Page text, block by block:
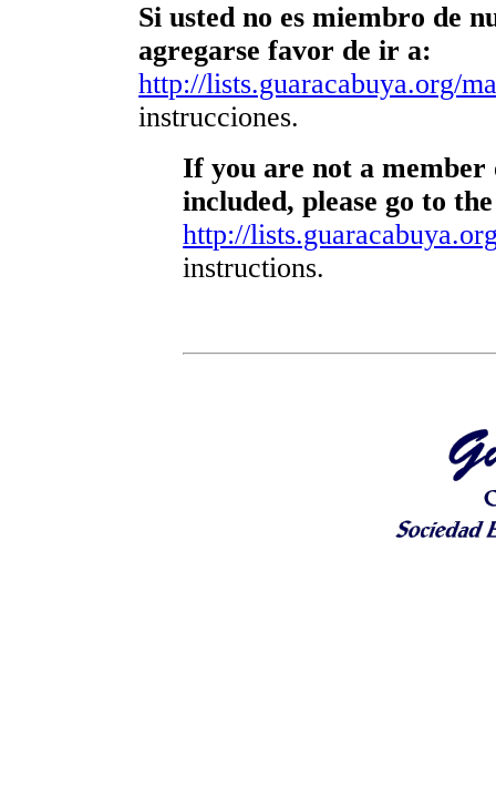
Si usted no es miembro de
agregarse favor de ir a:
http://lists.guaracabuya.org/
instrucciones.
If you are not a
included, please go to
http://
instructions.